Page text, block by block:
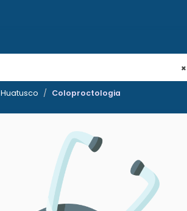
×
Huatusco Coloproctologia